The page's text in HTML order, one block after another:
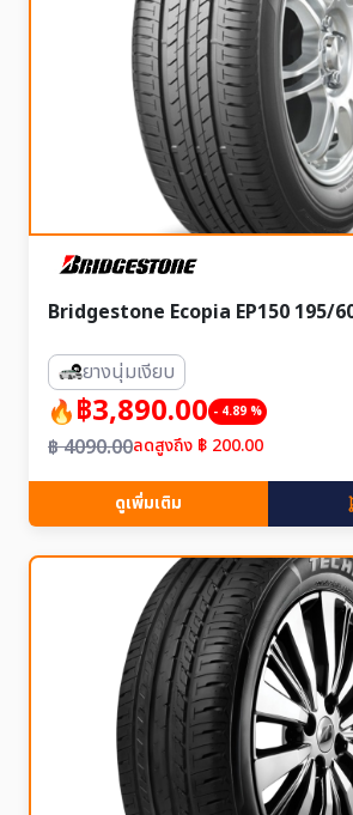
Bridgestone Ecopia EP150 195/
ยางนุ่มเงียบ
฿3,890.00 - 4.89 %
฿ 4090.00ลดสูงถึง ฿ 200.00
ดูเพิ่มเติม